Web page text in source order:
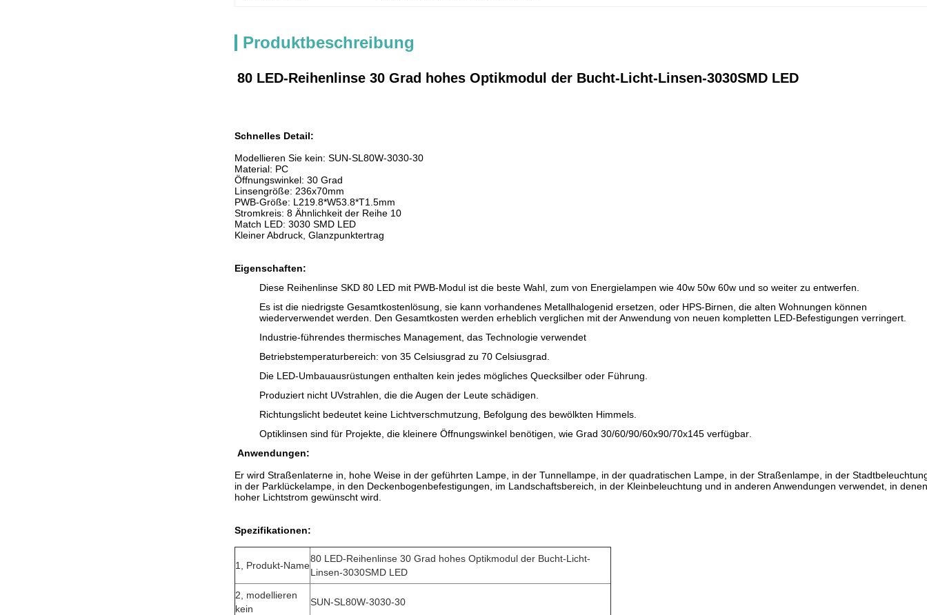
Produktbeschreibung
80 LED-Reihenlinse 30 Grad hohes Optikmodul der Bucht-Licht-Linsen-3030SMD LED
Schnelles Detail:
Modellieren Sie kein: SUN-SL80W-3030-30
Material: PC
Öffnungswinkel: 30 Grad
Linsengröße: 236x70mm
PWB-Größe: L219.8*W53.8*T1.5mm
Stromkreis: 8 Ähnlichkeit der Reihe 10
Match LED: 3030 SMD LED
Kleiner Abdruck, Glanzpunktertrag
Eigenschaften:
Diese Reihenlinse SKD 80 LED mit PWB-Modul ist die beste Wahl, zum von Energielampen wie 40w 50w 60w und so weiter zu entwerfen.
Es ist die niedrigste Gesamtkostenlösung, sie kann vorhandenes Metallhalogenid ersetzen, oder HPS-Birnen, die alten Wohnungen können
wiederverwendet werden. Den Gesamtkosten werden erheblich verglichen mit der Anwendung von neuen kompletten LED-Befestigungen verringert.
Industrie-führendes thermisches Management, das Technologie verwendet
Betriebstemperaturbereich: von 35 Celsiusgrad zu 70 Celsiusgrad.
Die LED-Umbauausrüstungen enthalten kein jedes mögliches Quecksilber oder Führung.
Produziert nicht UVstrahlen, die die Augen der Leute schädigen.
Richtungslicht bedeutet keine Lichtverschmutzung, Befolgung des bewölkten Himmels.
Optiklinsen sind für Projekte, die kleinere Öffnungswinkel benötigen, wie Grad 30/60/90/60x90/70x145 verfügbar
Anwendungen:
Er wird Straßenlaterne in, hohe Weise in der geführten Lampe, in der Tunnellampe, in der quadratischen Lampe, in der Straßenlampe, in der
in der Parklückelampe, in den Deckenbogenbefestigungen, im Landschaftsbereich, in der Kleinbeleuchtung und in anderen Anwendungen verwendet, in denen
hoher Lichtstrom gewünscht wird.
Spezifikationen:
1, Produkt-Name
80 LED-Reihenlinse 30 Grad hohes Optikmodul der Bucht-Licht-
Linsen-3030SMD LED
2, modellieren
kein
SUN-SL80W-3030-30